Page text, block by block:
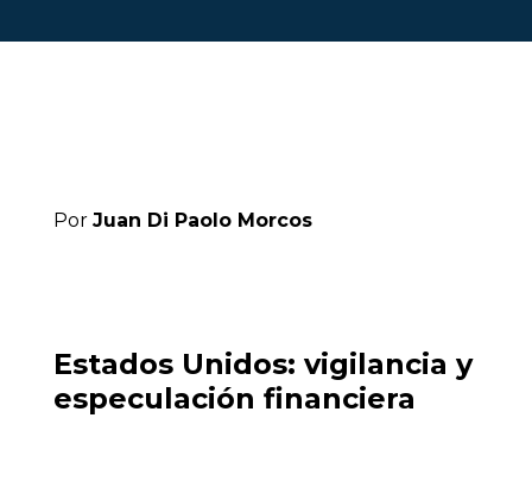
Por Juan Di Paolo Morcos
Estados Unidos: vigilancia y
especulación financiera